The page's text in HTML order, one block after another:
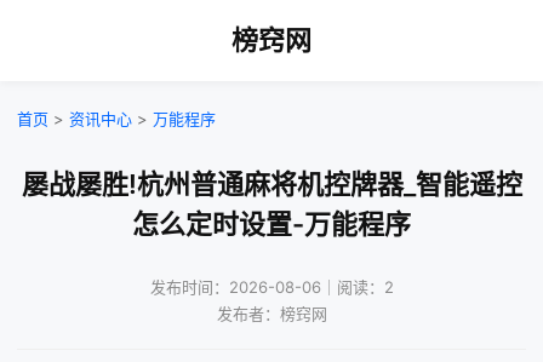
榜窍网
首页 > 资讯中心 > 万能程序
屡战屡胜!杭州普通麻将机控牌器_智能遥控
怎么定时设置-万能程序
发布时间：2026-08-06｜阅读：2
发布者：榜窍网